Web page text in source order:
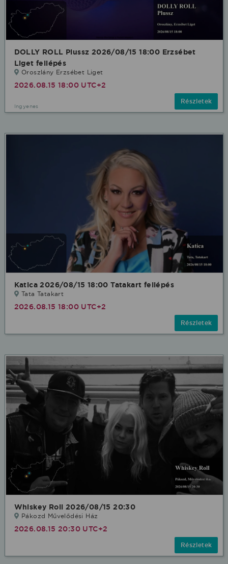
DOLLY ROLL Plussz 2026/08/15 18:00 Erzsébet
Liget fellépés
Oroszlány Erzsébet Liget
2026.08.15 18:00 UTC+2
Ingyenes
Részletek
Katica 2026/08/15 18:00 Tatakart fellépés
Tata Tatakart
2026.08.15 18:00 UTC+2
Részletek
Whiskey Roll 2026/08/15 20:30
Pákozd Művelődési Ház
2026.08.15 20:30 UTC+2
Részletek